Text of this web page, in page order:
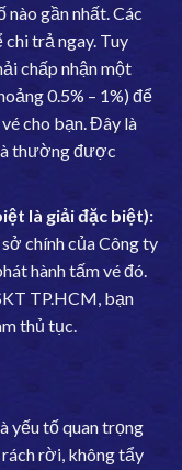
gần nhất. Các
trả ngay. Tuy
chấp nhận một
0.5% – 1%) để
cho bạn. Đây là
thường được
là giải đặc biệt):
chính của Công ty
hành tấm vé đó.
TP.HCM, bạn
thủ tục.
yếu tố quan trọng
rách rời, không tẩy